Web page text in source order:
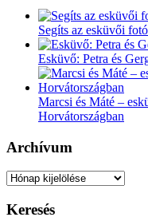
Segíts az esküvői
Esküvő: Petra és
Marcsi és Máté –
Horvátországban
Archívum
Archívum
Keresés